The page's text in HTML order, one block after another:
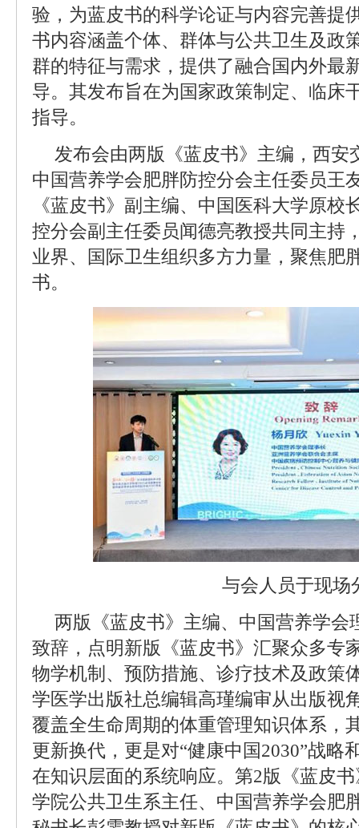
验，为蓝皮书的科学论证与内容完善提
书内容涵盖个体、群体与公共卫生及政
群的特征与需求，提供了融合国内外最
导。其发布旨在为国家政策制定、临床
指导。
发布会由两版《蓝皮书》主编，西安
中国营养学会肥胖防控分会主任委员王
《蓝皮书》副主编、中国医科大学原校
控分会副主任委员闻德亮教授共同主持
业界、国际卫生组织多方力量，聚焦肥
书。
与会人员于现场
两版《蓝皮书》主编、中国营养学会
致辞，点明新版《蓝皮书》汇聚众多专
物学机制、预防措施、诊疗技术及政策
学医学出版社总编辑高瑾编审从出版视
覆盖全生命周期的体重管理知识体系，
更新换代，更是对“健康中国2030”战略
在知识层面的系统响应。第2版《蓝皮
学院公共卫生系主任、中国营养学会肥